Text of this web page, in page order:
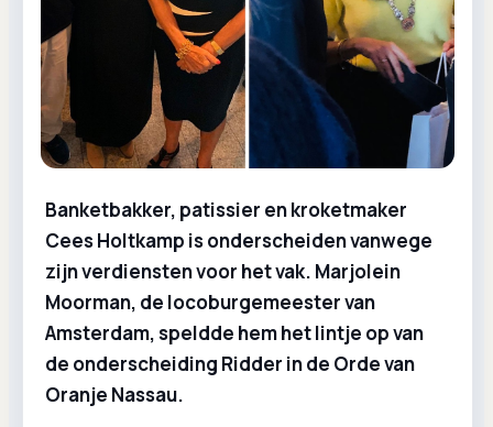
Banketbakker, patissier en kroketmaker
Cees Holtkamp is onderscheiden vanwege
zijn verdiensten voor het vak. Marjolein
Moorman, de locoburgemeester van
Amsterdam, speldde hem het lintje op van
de onderscheiding Ridder in de Orde van
Oranje Nassau.